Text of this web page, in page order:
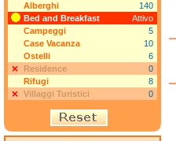
Alberghi
140
Bed and Breakfast
Attivo
Campeggi
5
Case Vacanza
10
Ostelli
6
Residence
0
Rifugi
8
Villaggi Turistici
0